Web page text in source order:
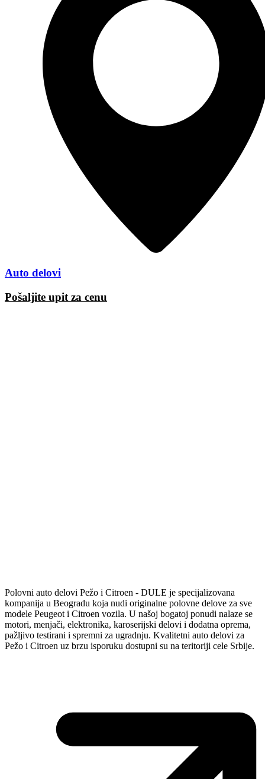
Auto delovi
Pošaljite upit za cenu
Polovni auto delovi Pežo i Citroen - DULE je specijalizovana
kompanija u Beogradu koja nudi originalne polovne delove za sve
modele Peugeot i Citroen vozila. U našoj bogatoj ponudi nalaze se
motori, menjači, elektronika, karoserijski delovi i dodatna oprema,
pažljivo testirani i spremni za ugradnju. Kvalitetni auto delovi za
Pežo i Citroen uz brzu isporuku dostupni su na teritoriji cele Srbije.